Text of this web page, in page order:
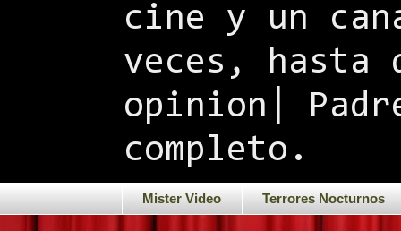
cine y un
veces, hasta
opinion|
completo.
Mister Video Terrores Nocturnos